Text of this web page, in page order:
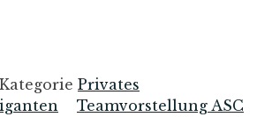
Privates
Teamvorstellung ASC